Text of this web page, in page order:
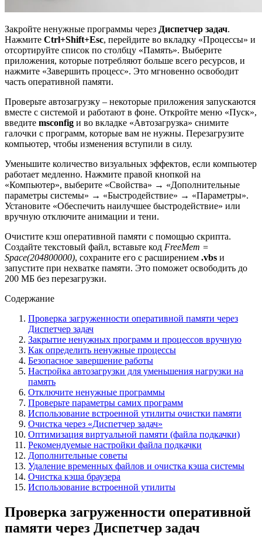
Закройте ненужные программы через Диспетчер задач.
Нажмите Ctrl+Shift+Esc, перейдите во вкладку «Процессы» и
отсортируйте список по столбцу «Память». Выберите
приложения, которые потребляют больше всего ресурсов, и
нажмите «Завершить процесс». Это мгновенно освободит
часть оперативной памяти.
Проверьте автозагрузку – некоторые приложения запускаются
вместе с системой и работают в фоне. Откройте меню «Пуск»,
введите msconfig и во вкладке «Автозагрузка» снимите
галочки с программ, которые вам не нужны. Перезагрузите
компьютер, чтобы изменения вступили в силу.
Уменьшите количество визуальных эффектов, если компьютер
работает медленно. Нажмите правой кнопкой на
«Компьютер», выберите «Свойства» → «Дополнительные
параметры системы» → «Быстродействие» → «Параметры».
Установите «Обеспечить наилучшее быстродействие» или
вручную отключите анимации и тени.
Очистите кэш оперативной памяти с помощью скрипта.
Создайте текстовый файл, вставьте код FreeMem =
Space(204800000), сохраните его с расширением .vbs и
запустите при нехватке памяти. Это поможет освободить до
200 МБ без перезагрузки.
Содержание
Проверка загруженности оперативной памяти через
Диспетчер задач
Закрытие ненужных программ и процессов вручную
Как определить ненужные процессы
Безопасное завершение работы
Настройка автозагрузки для уменьшения нагрузки на
память
Отключите ненужные программы
Проверьте параметры самих программ
Использование встроенной утилиты очистки памяти
Очистка через «Диспетчер задач»
Оптимизация виртуальной памяти (файла подкачки)
Рекомендуемые настройки файла подкачки
Дополнительные советы
Удаление временных файлов и очистка кэша системы
Очистка кэша браузера
Использование встроенной утилиты
Проверка загруженности оперативной
памяти через Диспетчер задач